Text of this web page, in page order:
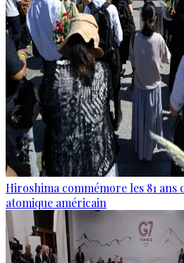
Hiroshima commémore les 81
atomique américain